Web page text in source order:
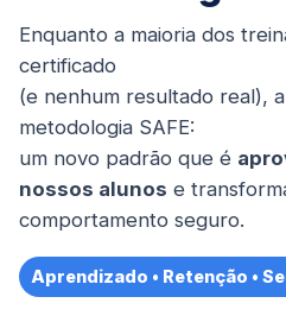
Enquanto a maioria dos
certificado
(e nenhum resultado real),
metodologia SAFE:
um novo padrão que é
nossos alunos e
comportamento seguro.
Aprendizado • Retenção •